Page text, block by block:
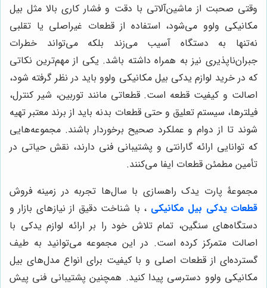
وقتی صحبت از ماشین‌آلاتی با دقت و فشار کاری بالا مثل بیل
مکانیکی ولوو می‌شود، استفاده از قطعات غیراصلی یا تقلبی
نه‌تنها به دستگاه آسیب می‌زند بلکه می‌تواند خطرات
جبران‌ناپذیری نیز به همراه داشته باشد. یکی از مهم‌ترین نکاتی
که در خرید لوازم یدکی بیل مکانیکی ولوو باید در نظر گرفته شود،
اصالت و کیفیت قطعه است. قطعاتی مانند توربین، شیر کنترل،
فیلترها، سیستم تعلیق و حتی قطعات بدنه باید از برند معتبر تهیه
شوند تا از دوام و عملکرد صحیح برخوردار باشند. مجموعه‌هایی
که توانایی ارائه گارانتی و پشتیبانی فنی دارند، نقش حیاتی در
تأمین مطمئن قطعات ایفا می‌کنند.
مجموعۀ پارت یدک راهسازی با سال‌ها تجربه در زمینه فروش
قطعات یدکی بیل مکانیکی ، با شناخت دقیق از نیازهای بازار و
دستگاه‌های سنگین، تمام تلاش خود را بر ارائه لوازم یدکی با
اصالت متمرکز کرده است. در این مجموعه می‌توانید به طیف
گسترده‌ای از قطعات اصلی و با کیفیت برای انواع مدل‌های بیل
مکانیکی ولوو دسترسی پیدا کنید. همچنین پشتیبانی فنی پیش